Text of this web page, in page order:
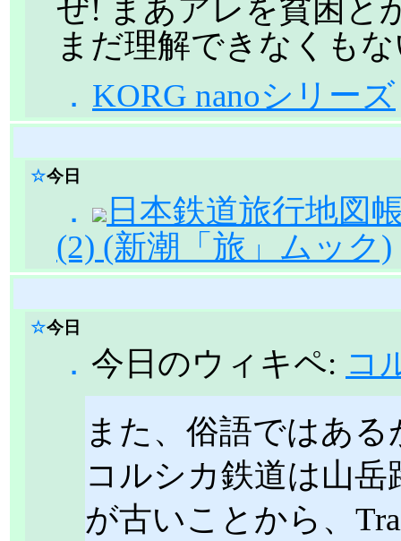
ぜ! まあアレを貧困と
まだ理解できなくも
． KORG nanoシリーズ
☆今日
．
日本鉄道旅行地図
(2) (新潮「旅」ムック)
☆今日
． 今日のウィキペ: コ
また、俗語ではあ
コルシカ鉄道は山
が古いことから、